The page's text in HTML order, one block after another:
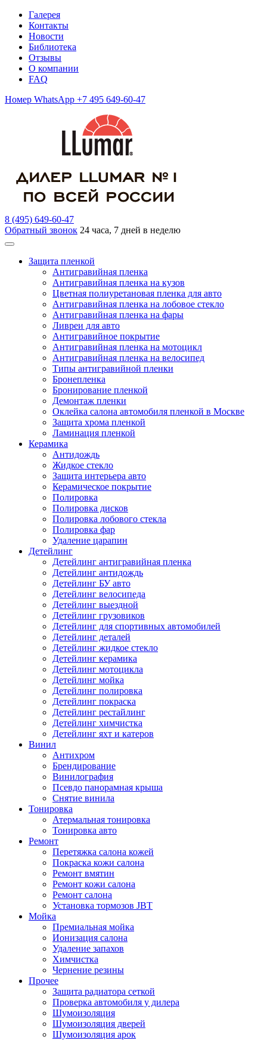
Галерея
Контакты
Новости
Библиотека
Отзывы
О компании
FAQ
Номер WhatsApp +7 495 649-60-47
8 (495) 649-60-47
Обратный звонок 24 часа, 7 дней в неделю
Защита пленкой
Антигравийная пленка
Антигравийная пленка на кузов
Цветная полиуретановая пленка для авто
Антигравийная пленка на лобовое стекло
Антигравийная пленка на фары
Ливреи для авто
Антигравийное покрытие
Антигравийная пленка на мотоцикл
Антигравийная пленка на велосипед
Типы антигравийной пленки
Бронепленка
Бронирование пленкой
Демонтаж пленки
Оклейка салона автомобиля пленкой в Москве
Защита хрома пленкой
Ламинация пленкой
Керамика
Антидождь
Жидкое стекло
Защита интерьера авто
Керамическое покрытие
Полировка
Полировка дисков
Полировка лобового стекла
Полировка фар
Удаление царапин
Детейлинг
Детейлинг антигравийная пленка
Детейлинг антидождь
Детейлинг БУ авто
Детейлинг велосипеда
Детейлинг выездной
Детейлинг грузовиков
Детейлинг для спортивных автомобилей
Детейлинг деталей
Детейлинг жидкое стекло
Детейлинг керамика
Детейлинг мотоцикла
Детейлинг мойка
Детейлинг полировка
Детейлинг покраска
Детейлинг рестайлинг
Детейлинг химчистка
Детейлинг яхт и катеров
Винил
Антихром
Брендирование
Винилография
Псевдо панорамная крыша
Снятие винила
Тонировка
Атермальная тонировка
Тонировка авто
Ремонт
Перетяжка салона кожей
Покраска кожи салона
Ремонт вмятин
Ремонт кожи салона
Ремонт салона
Установка тормозов JBT
Мойка
Премиальная мойка
Ионизация салона
Удаление запахов
Химчистка
Чернение резины
Прочее
Защита радиатора сеткой
Проверка автомобиля у дилера
Шумоизоляция
Шумоизоляция дверей
Шумоизоляция арок